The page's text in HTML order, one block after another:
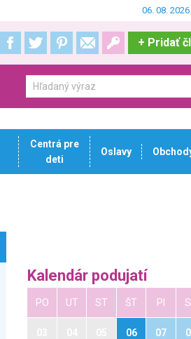
06. 08. 2026
+ Pridať
Centrá pre
deti
Oslavy
Kalendár podujatí
PO UT ST ŠT PI
06 07